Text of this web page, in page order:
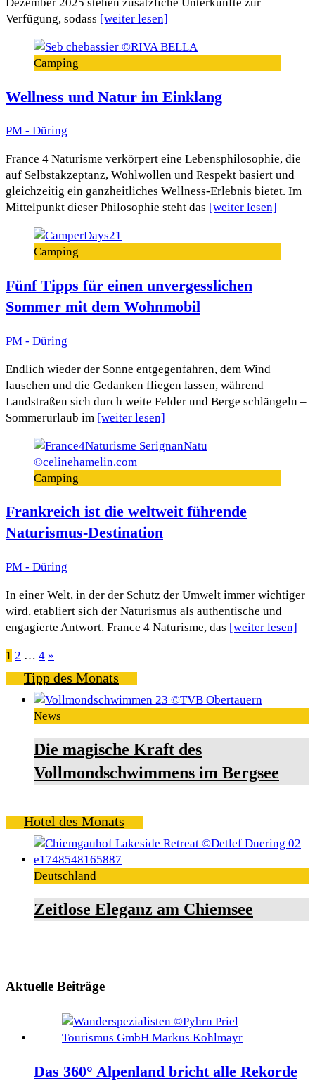
Verfügung, sodass [weiter lesen]
Camping
Wellness und Natur im Einklang
PM - Düring
France 4 Naturisme verkörpert eine Lebensphilosophie, die
auf Selbstakzeptanz, Wohlwollen und Respekt basiert und
gleichzeitig ein ganzheitliches Wellness-Erlebnis bietet. Im
Mittelpunkt dieser Philosophie steht das [weiter lesen]
Camping
Fünf Tipps für einen unvergesslichen
Sommer mit dem Wohnmobil
PM - Düring
Endlich wieder der Sonne entgegenfahren, dem Wind
lauschen und die Gedanken fliegen lassen, während
Landstraßen sich durch weite Felder und Berge schlängeln –
Sommerurlaub im [weiter lesen]
Camping
Frankreich ist die weltweit führende
Naturismus-Destination
PM - Düring
In einer Welt, in der der Schutz der Umwelt immer wichtiger
wird, etabliert sich der Naturismus als authentische und
engagierte Antwort. France 4 Naturisme, das [weiter lesen]
Seitennummerierung
der
Beiträge
1 2 … 4 »
Tipp des Monats
News
Die magische Kraft des
Vollmondschwimmens im Bergsee
Hotel des Monats
Deutschland
Zeitlose Eleganz am Chiemsee
Aktuelle Beiträge
Das 360° Alpenland bricht alle Rekorde